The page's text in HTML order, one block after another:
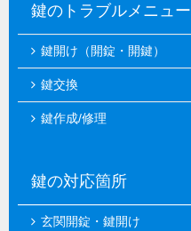
鍵のトラブルメニュー
鍵開け（開錠・開鍵）
鍵交換
鍵作成/修理
鍵の対応箇所
玄関開錠・鍵開け